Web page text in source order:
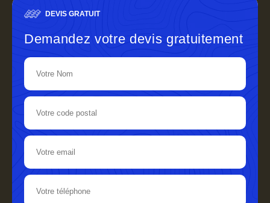
DEVIS GRATUIT
Demandez votre devis gratuitement